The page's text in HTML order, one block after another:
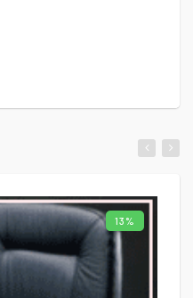
13%